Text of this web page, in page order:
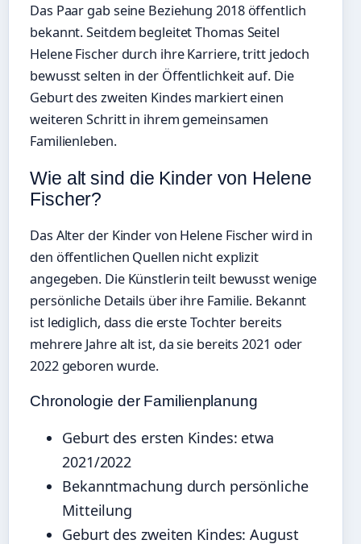
Das Paar gab seine Beziehung 2018 öffentlich
bekannt. Seitdem begleitet Thomas Seitel
Helene Fischer durch ihre Karriere, tritt jedoch
bewusst selten in der Öffentlichkeit auf. Die
Geburt des zweiten Kindes markiert einen
weiteren Schritt in ihrem gemeinsamen
Familienleben.
Wie alt sind die Kinder von Helene
Fischer?
Das Alter der Kinder von Helene Fischer wird in
den öffentlichen Quellen nicht explizit
angegeben. Die Künstlerin teilt bewusst wenige
persönliche Details über ihre Familie. Bekannt
ist lediglich, dass die erste Tochter bereits
mehrere Jahre alt ist, da sie bereits 2021 oder
2022 geboren wurde.
Chronologie der Familienplanung
Geburt des ersten Kindes: etwa
2021/2022
Bekanntmachung durch persönliche
Mitteilung
Geburt des zweiten Kindes: August